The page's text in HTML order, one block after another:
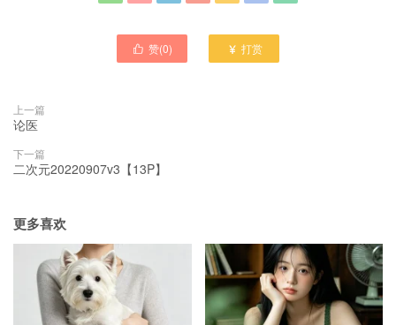
 赞(0)  打赏
上一篇
论医
下一篇
二次元20220907v3【13P】
更多喜欢